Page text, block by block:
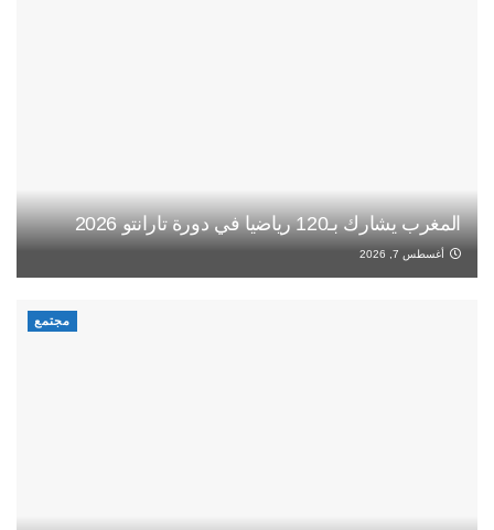
المغرب يشارك بـ120 رياضيا في دورة تارانتو 2026
أغسطس 7, 2026
مجتمع